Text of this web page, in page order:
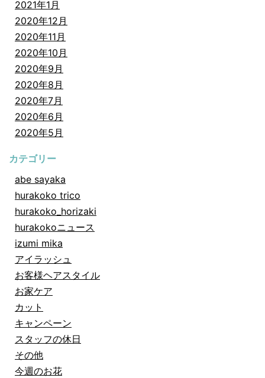
2021年1月
2020年12月
2020年11月
2020年10月
2020年9月
2020年8月
2020年7月
2020年6月
2020年5月
カテゴリー
abe sayaka
hurakoko trico
hurakoko_horizaki
hurakokoニュース
izumi mika
アイラッシュ
お客様ヘアスタイル
お家ケア
カット
キャンペーン
スタッフの休日
その他
今週のお花